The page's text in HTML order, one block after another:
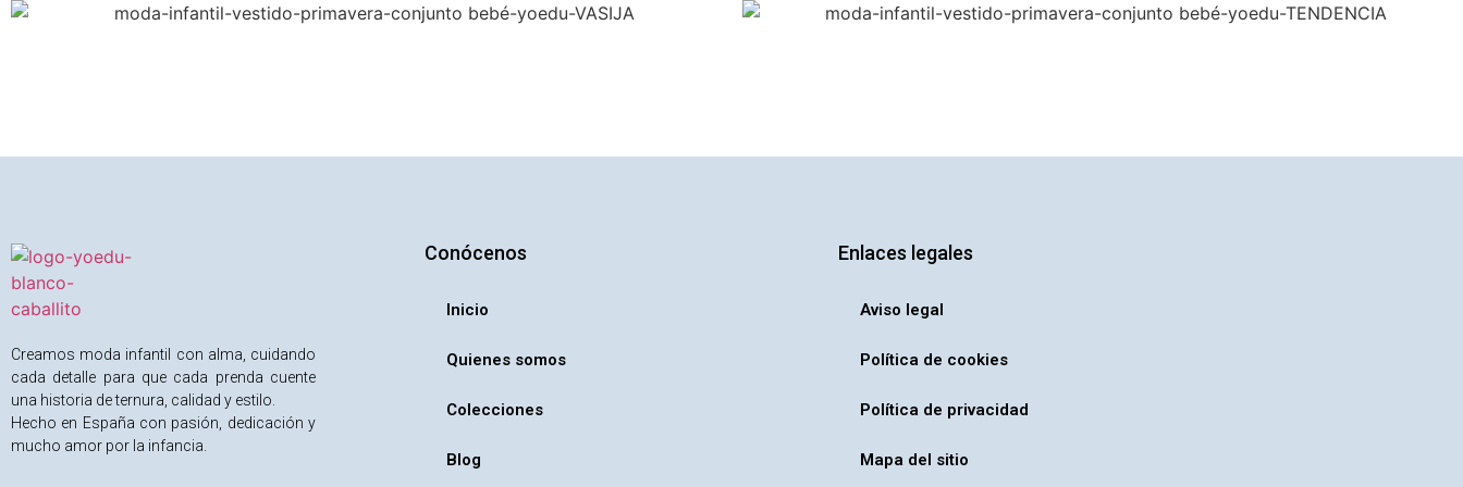
Creamos moda infantil con alma, cuidando
cada detalle para que cada prenda cuente
una historia de ternura, calidad y estilo.
Hecho en España con pasión, dedicación y
mucho amor por la infancia.
Conócenos
Inicio
Quienes somos
Colecciones
Blog
Enlaces legales
Aviso legal
Política de cookies
Política de privacidad
Mapa del sitio